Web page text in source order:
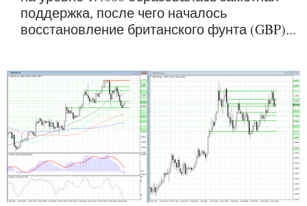
поддержка, после чего началось
восстановление британского фунта (GBP)...